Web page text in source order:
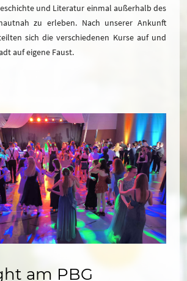
und Literatur einmal außerhalb des
zu erleben. Nach unserer Ankunft
sich die verschiedenen Kurse auf und
auf eigene Faust.
am PBG